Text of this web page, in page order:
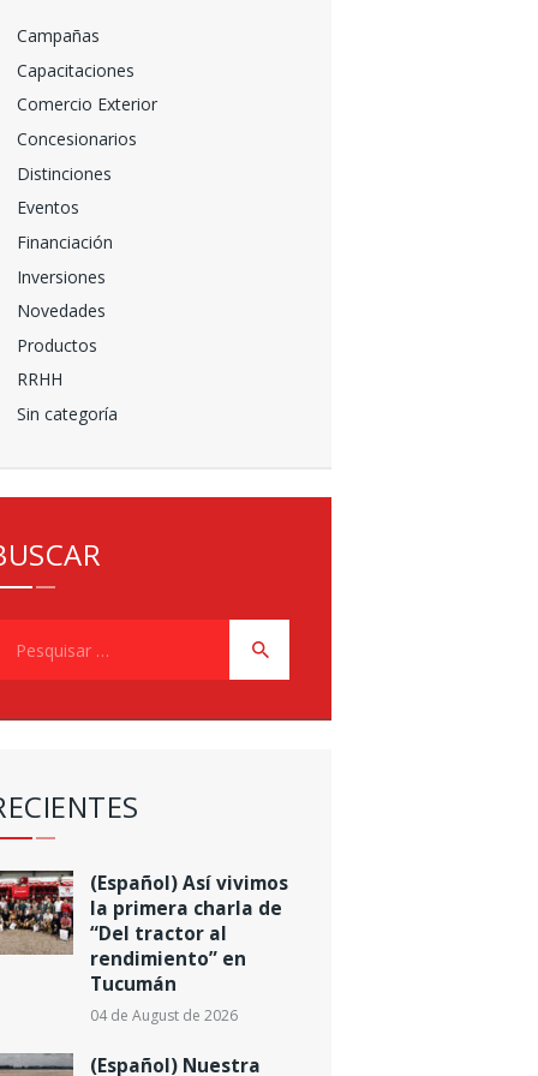
Campañas
Capacitaciones
Comercio Exterior
Concesionarios
Distinciones
Eventos
Financiación
Inversiones
Novedades
Productos
RRHH
Sin categoría
(Español) Así vivimos
la primera charla de
“Del tractor al
rendimiento” en
Tucumán
04 de August de 2026
(Español) Nuestra